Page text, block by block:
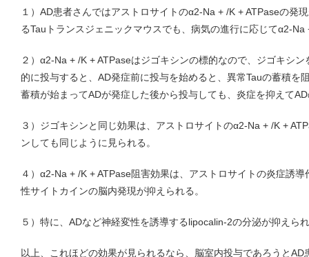
１）AD患者さんではアストロサイトのα2-Na + /K + ATPaseの発
るTauトランスジェニックマウスでも、病気の進行に応じてα2-
２）α2-Na + /K + ATPaseはジゴキシンの標的なので、ジゴキシ
的に投与すると、AD発症前に投与を始めると、異常Tauの蓄積を
蓄積が始まってADが発症した後から投与しても、炎症を抑えて
３）ジゴキシンと同じ効果は、アストロサイトのα2-Na + /K +
ンしても同じように見られる。
４）α2-Na + /K + ATPase阻害効果は、アストロサイトの炎症誘
性サイトカインの脳内発現が抑えられる。
５）特に、ADなど神経変性を誘導するlipocalin-2の分泌が抑えら
以上、これほどの効果が見られるなら、脳室内投与であろうと